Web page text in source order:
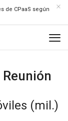
de CPaaS según
Reunión
(mil.)